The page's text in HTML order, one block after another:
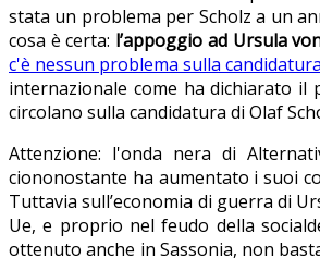
stata un problema per Scholz a un
cosa è certa: l’appoggio ad Ursula
c'è nessun problema sulla
internazionale come ha dichiarato il
circolano sulla candidatura di Olaf
Attenzione: l'onda nera di
ciononostante ha aumentato i suoi
Tuttavia sull’economia di guerra di
Ue, e proprio nel feudo della
ottenuto anche in Sassonia, non